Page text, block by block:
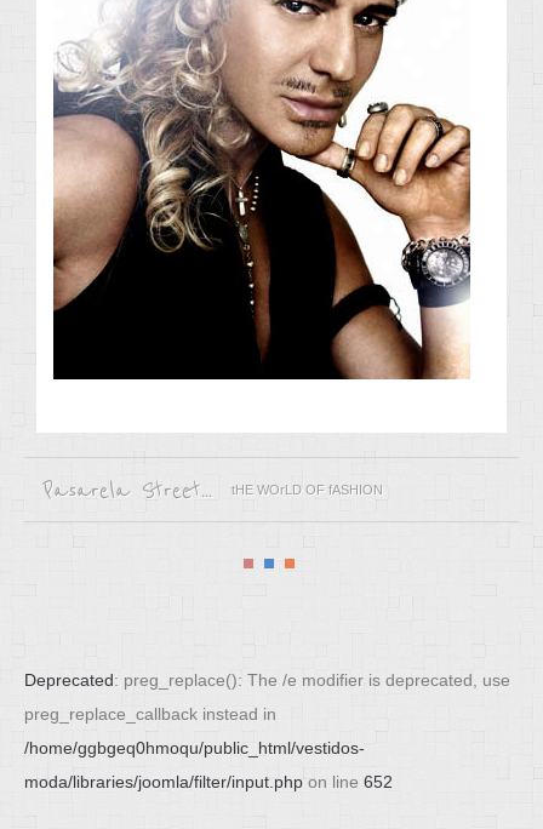
Pasarela Street... tHE WOrLD OF fASHION
Deprecated: preg_replace(): The /e modifier is deprecated, use
preg_replace_callback instead in
/home/ggbgeq0hmoqu/public_html/vestidos-
moda/libraries/joomla/filter/input.phpon line 652